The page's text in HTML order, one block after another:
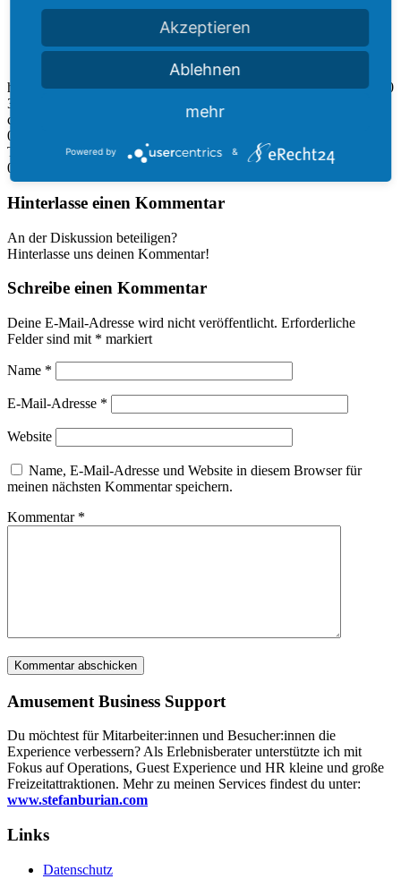
Teilen auf Twitter
Teilen auf WhatsApp
Per E-Mail teilen
https://howtofreizeitpark.de/wp-content/uploads/2021/12/1.png 3000
3000
https://howtofreizeitpark.de/wp-
content/uploads/2021/12/Logo-Blank.png
06:31:00
Teil 01
0
Hinterlasse einen Kommentar
An der Diskussion beteiligen?
Hinterlasse uns deinen Kommentar!
Schreibe einen Kommentar
Deine E-Mail-Adresse wird nicht veröffentlicht. Erforderliche
Felder sind mit * markiert
Name *
E-Mail-Adresse *
Website
Name, E-Mail-Adresse und Website in diesem Browser für
meinen nächsten Kommentar speichern.
Kommentar *
Amusement Business Support
Du möchtest für Mitarbeiter:innen und Besucher:innen die
Experience verbessern? Als Erlebnisberater unterstützte ich mit
Fokus auf Operations, Guest Experience und HR kleine und große
Freizeitattraktionen. Mehr zu meinen Services findest du unter:
www.stefanburian.com
Links
Datenschutz
Akzeptieren
Ablehnen
mehr
Powered by &